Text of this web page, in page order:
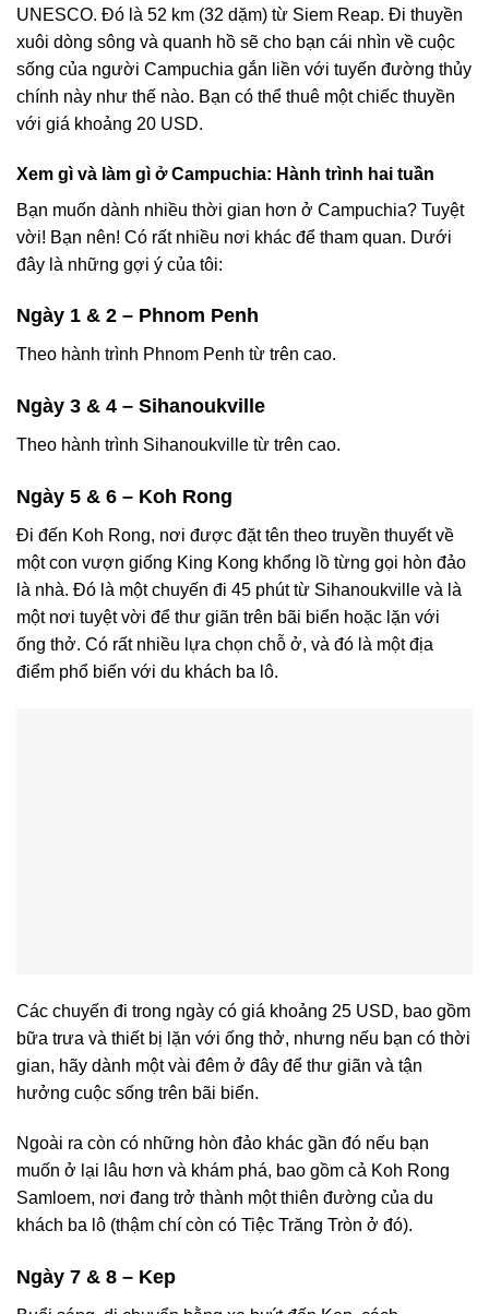
UNESCO. Đó là 52 km (32 dặm) từ Siem Reap. Đi thuyền
xuôi dòng sông và quanh hồ sẽ cho bạn cái nhìn về cuộc
sống của người Campuchia gắn liền với tuyến đường thủy
chính này như thế nào. Bạn có thể thuê một chiếc thuyền
với giá khoảng 20 USD.
Xem gì và làm gì ở Campuchia: Hành trình hai tuần
Bạn muốn dành nhiều thời gian hơn ở Campuchia? Tuyệt
vời! Bạn nên! Có rất nhiều nơi khác để tham quan. Dưới
đây là những gợi ý của tôi:
Ngày 1 & 2 – Phnom Penh
Theo hành trình Phnom Penh từ trên cao.
Ngày 3 & 4 – Sihanoukville
Theo hành trình Sihanoukville từ trên cao.
Ngày 5 & 6 – Koh Rong
Đi đến Koh Rong, nơi được đặt tên theo truyền thuyết về
một con vượn giống King Kong khổng lồ từng gọi hòn đảo
là nhà. Đó là một chuyến đi 45 phút từ Sihanoukville và là
một nơi tuyệt vời để thư giãn trên bãi biển hoặc lặn với
ống thở. Có rất nhiều lựa chọn chỗ ở, và đó là một địa
điểm phổ biến với du khách ba lô.
Các chuyến đi trong ngày có giá khoảng 25 USD, bao gồm
bữa trưa và thiết bị lặn với ống thở, nhưng nếu bạn có thời
gian, hãy dành một vài đêm ở đây để thư giãn và tận
hưởng cuộc sống trên bãi biển.
Ngoài ra còn có những hòn đảo khác gần đó nếu bạn
muốn ở lại lâu hơn và khám phá, bao gồm cả Koh Rong
Samloem, nơi đang trở thành một thiên đường của du
khách ba lô (thậm chí còn có Tiệc Trăng Tròn ở đó).
Ngày 7 & 8 – Kep